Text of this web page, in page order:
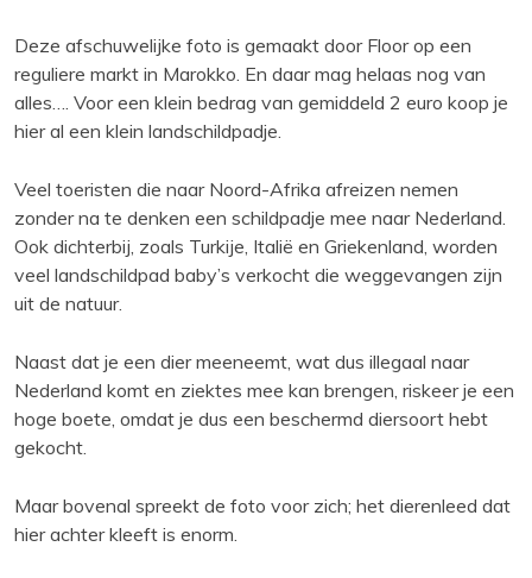
Deze afschuwelijke foto is gemaakt door Floor op een
reguliere markt in Marokko. En daar mag helaas nog van
alles…. Voor een klein bedrag van gemiddeld 2 euro koop je
hier al een klein landschildpadje.
Veel toeristen die naar Noord-Afrika afreizen nemen
zonder na te denken een schildpadje mee naar Nederland.
Ook dichterbij, zoals Turkije, Italië en Griekenland, worden
veel landschildpad baby’s verkocht die weggevangen zijn
uit de natuur.
Naast dat je een dier meeneemt, wat dus illegaal naar
Nederland komt en ziektes mee kan brengen, riskeer je een
hoge boete, omdat je dus een beschermd diersoort hebt
gekocht.
Maar bovenal spreekt de foto voor zich; het dierenleed dat
hier achter kleeft is enorm.